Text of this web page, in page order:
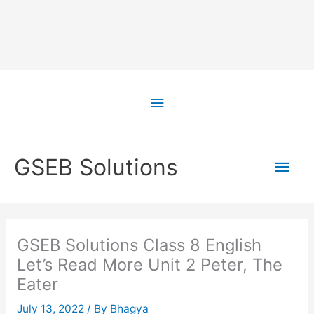
Above
GSEB Solutions
Main
GSEB Solutions Class 8 English
Let’s Read More Unit 2 Peter, The
Eater
July 13, 2022 / By Bhagya